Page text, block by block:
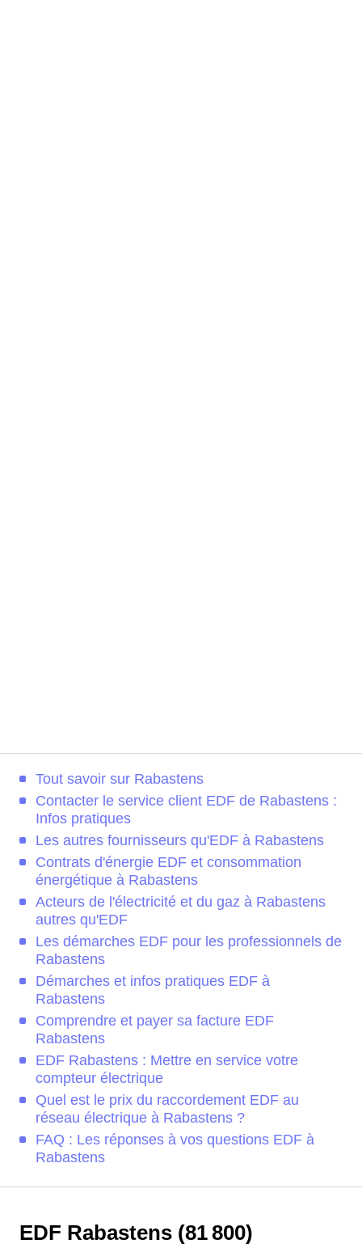
Tout savoir sur Rabastens
Contacter le service client EDF de Rabastens :
Infos pratiques
Les autres fournisseurs qu'EDF à Rabastens
Contrats d'énergie EDF et consommation
énergétique à Rabastens
Acteurs de l'électricité et du gaz à Rabastens
autres qu'EDF
Les démarches EDF pour les professionnels de
Rabastens
Démarches et infos pratiques EDF à
Rabastens
Comprendre et payer sa facture EDF
Rabastens
EDF Rabastens : Mettre en service votre
compteur électrique
Quel est le prix du raccordement EDF au
réseau électrique à Rabastens ?
FAQ : Les réponses à vos questions EDF à
Rabastens
EDF Rabastens (81 800)